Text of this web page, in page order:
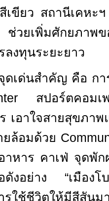
เขียว สถานีเคหะ
ยเพิ่มศักยภาพขอ
ลงทุนระยะยาว
ดเด่นสำคัญ คือ ก
สปอร์ตคอม
เอาใจสายสุขภา
ล้อมด้วย
าหาร คาเฟ่ จุดพัก
ดังอย่าง “เมือง
รใช้ชีวิตให้มีสีสันม